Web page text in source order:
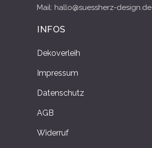
Mail: hallo@suessherz-design.de
INFOS
Dekoverleih
Impressum
Datenschutz
AGB
Widerruf